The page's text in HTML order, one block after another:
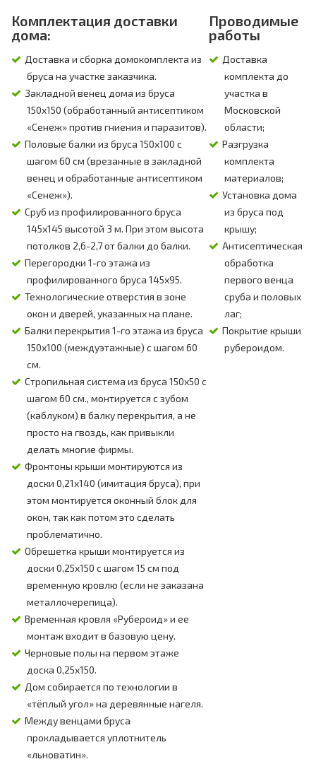
Комплектация доставки
дома:
Доставка и сборка домокомплекта из
бруса на участке заказчика.
Закладной венец дома из бруса
150х150 (обработанный антисептиком
«Сенеж» против гниения и паразитов).
Половые балки из бруса 150х100 с
шагом 60 см (врезанные в закладной
венец и обработанные антисептиком
«Сенеж»).
Сруб из профилированного бруса
145х145 высотой 3 м. При этом высота
потолков 2,6-2,7 от балки до балки.
Перегородки 1-го этажа из
профилированного бруса 145х95.
Технологические отверстия в зоне
окон и дверей, указанных на плане.
Балки перекрытия 1-го этажа из бруса
150х100 (междуэтажные) с шагом 60
см.
Стропильная система из бруса 150х50 с
шагом 60 см., монтируется с зубом
(каблуком) в балку перекрытия, а не
просто на гвоздь, как привыкли
делать многие фирмы.
Фронтоны крыши монтируются из
доски 0,21х140 (имитация бруса), при
этом монтируется оконный блок для
окон, так как потом это сделать
проблематично.
Обрешетка крыши монтируется из
доски 0,25х150 с шагом 15 см под
временную кровлю (если не заказана
металлочерепица).
Временная кровля «Рубероид» и ее
монтаж входит в базовую цену.
Черновые полы на первом этаже
доска 0,25х150.
Дом собирается по технологии в
«тёплый угол» на деревянные нагеля.
Между венцами бруса
прокладывается уплотнитель
«льноватин».
Проводимые
работы
Доставка
комплекта до
участка в
Московской
области;
Разгрузка
комплекта
материалов;
Установка дома
из бруса под
крышу;
Антисептическая
обработка
первого венца
сруба и половых
лаг;
Покрытие крыши
рубероидом.